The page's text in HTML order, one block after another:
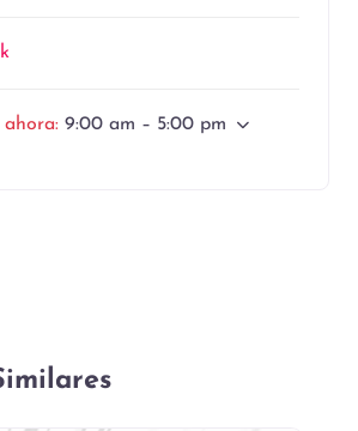
ahora: 9:00 am – 5:00 pm